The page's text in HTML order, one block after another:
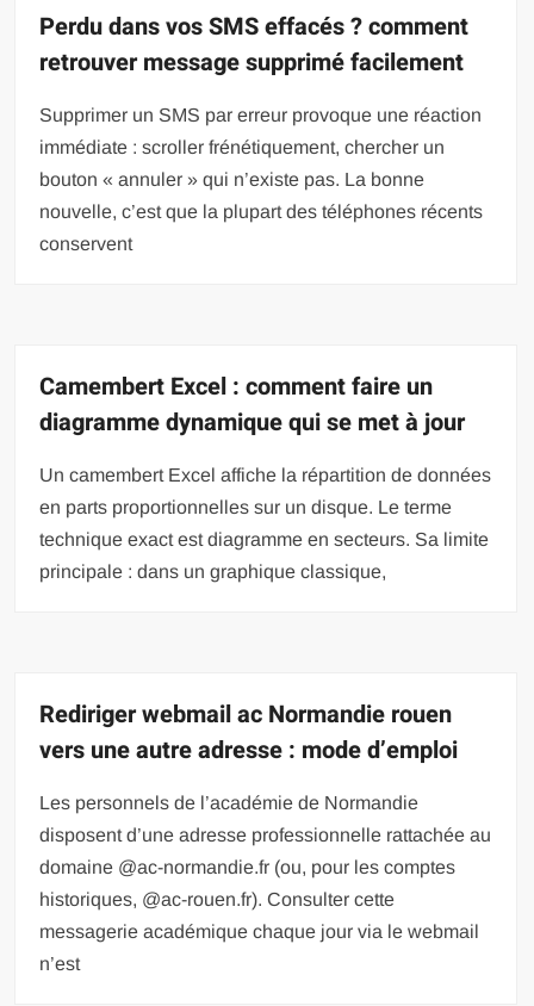
Perdu dans vos SMS effacés ? comment
retrouver message supprimé facilement
Supprimer un SMS par erreur provoque une réaction
immédiate : scroller frénétiquement, chercher un
bouton « annuler » qui n’existe pas. La bonne
nouvelle, c’est que la plupart des téléphones récents
conservent
Camembert Excel : comment faire un
diagramme dynamique qui se met à jour
Un camembert Excel affiche la répartition de données
en parts proportionnelles sur un disque. Le terme
technique exact est diagramme en secteurs. Sa limite
principale : dans un graphique classique,
Rediriger webmail ac Normandie rouen
vers une autre adresse : mode d’emploi
Les personnels de l’académie de Normandie
disposent d’une adresse professionnelle rattachée au
domaine @ac-normandie.fr (ou, pour les comptes
historiques, @ac-rouen.fr). Consulter cette
messagerie académique chaque jour via le webmail
n’est